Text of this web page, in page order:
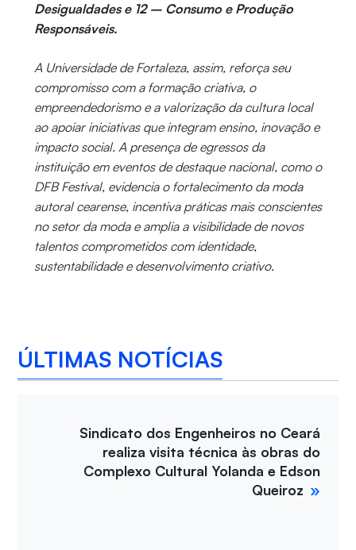
Desigualdades e 12 – Consumo e Produção
Responsáveis.
A Universidade de Fortaleza, assim, reforça seu
compromisso com a formação criativa, o
empreendedorismo e a valorização da cultura local
ao apoiar iniciativas que integram ensino, inovação e
impacto social. A presença de egressos da
instituição em eventos de destaque nacional, como o
DFB Festival, evidencia o fortalecimento da moda
autoral cearense, incentiva práticas mais conscientes
no setor da moda e amplia a visibilidade de novos
talentos comprometidos com identidade,
sustentabilidade e desenvolvimento criativo.
ÚLTIMAS NOTÍCIAS
Sindicato dos Engenheiros no Ceará
realiza visita técnica às obras do
Complexo Cultural Yolanda e Edson
Queiroz